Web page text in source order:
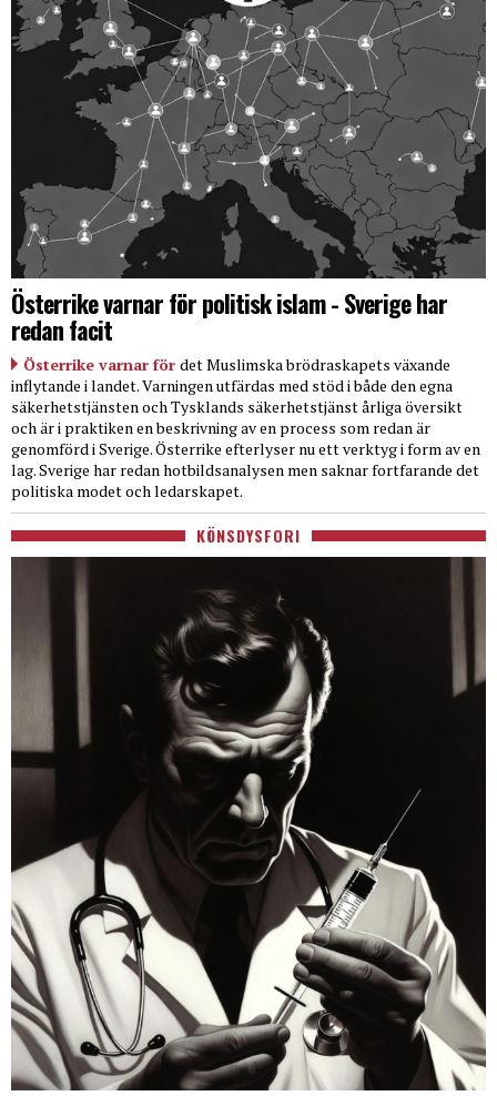
Österrike varnar för politisk islam - Sverige har
redan facit
Österrike varnar för det Muslimska brödraskapets växande
inflytande i landet. Varningen utfärdas med stöd i både den egna
säkerhetstjänsten och Tysklands säkerhetstjänst årliga översikt
och är i praktiken en beskrivning av en process som redan är
genomförd i Sverige. Österrike efterlyser nu ett verktyg i form av en
lag. Sverige har redan hotbildsanalysen men saknar fortfarande det
politiska modet och ledarskapet.
KÖNSDYSFORI